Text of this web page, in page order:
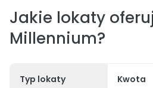
Jakie lokaty
Millennium?
Typ lokaty Kwota